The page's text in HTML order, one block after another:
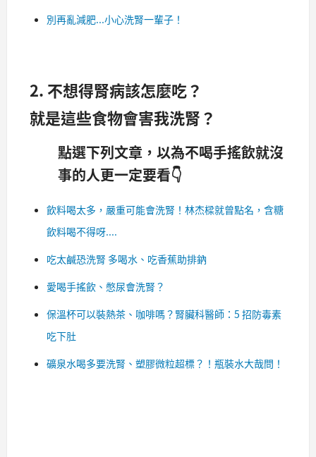
別再亂減肥...小心洗腎一輩子！
2. 不想得腎病該怎麼吃？
就是這些食物會害我洗腎？
點選下列文章，以為不喝手搖飲就沒
事的人更一定要看👇
飲料喝太多，嚴重可能會洗腎！林杰樑就曾點名，含糖
飲料喝不得呀....
吃太鹹恐洗腎 多喝水、吃香蕉助排鈉
愛喝手搖飲、憋尿會洗腎？
保溫杯可以裝熱茶、咖啡嗎？腎臟科醫師：5 招防毒素
吃下肚
礦泉水喝多要洗腎、塑膠微粒超標？！瓶裝水大哉問！